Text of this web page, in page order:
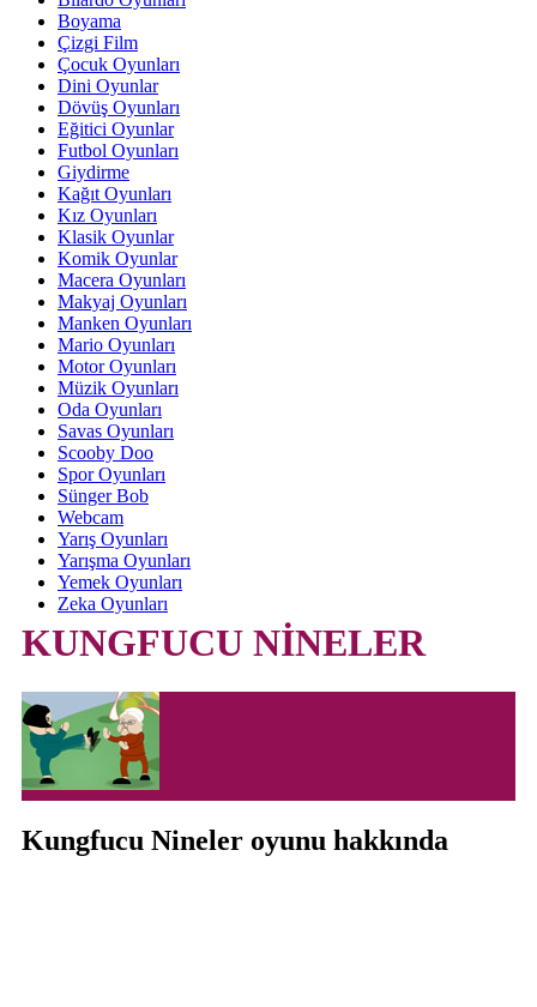
Boyama
Çizgi Film
Çocuk Oyunları
Dini Oyunlar
Dövüş Oyunları
Eğitici Oyunlar
Futbol Oyunları
Giydirme
Kağıt Oyunları
Kız Oyunları
Klasik Oyunlar
Komik Oyunlar
Macera Oyunları
Makyaj Oyunları
Manken Oyunları
Mario Oyunları
Motor Oyunları
Müzik Oyunları
Oda Oyunları
Savas Oyunları
Scooby Doo
Spor Oyunları
Sünger Bob
Webcam
Yarış Oyunları
Yarışma Oyunları
Yemek Oyunları
Zeka Oyunları
KUNGFUCU NİNELER
Kungfucu Nineler oyunu hakkında